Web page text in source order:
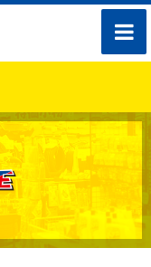
toggle